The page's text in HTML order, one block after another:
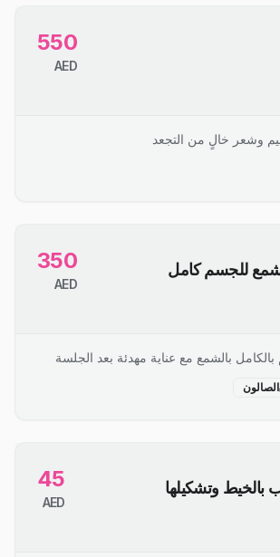
550
AED
وشعر خالٍ من التجعد
للجسم كامل 350
AED
بالشمع مع عناية مهدئة بعد الجلسة
الصالون
بالخيط وتشكيلها 45
AED